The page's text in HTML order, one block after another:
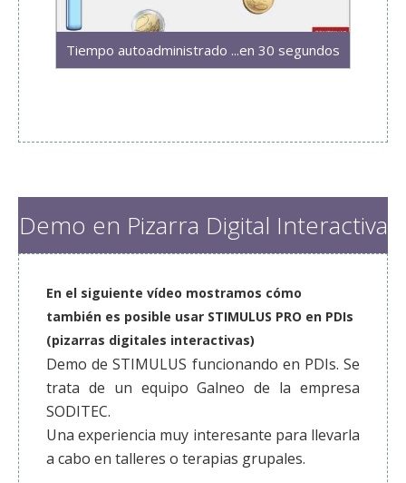
Tiempo autoadministrado ...en 30 segundos
Demo en Pizarra Digital Interactiva
En el siguiente vídeo mostramos cómo
también es posible usar STIMULUS PRO en PDIs
(pizarras digitales interactivas)
Demo de STIMULUS funcionando en PDIs. Se
trata de un equipo Galneo de la empresa
SODITEC.
Una experiencia muy interesante para llevarla
a cabo en talleres o terapias grupales.